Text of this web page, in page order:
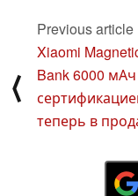
⟨
Previous article
Xiaomi
Bank 6000 мАч
теперь в